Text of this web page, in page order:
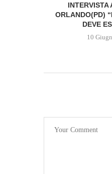
INTERVISTA
ORLANDO(PD)
DEVE
10